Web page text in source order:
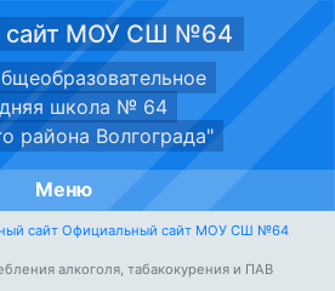
сайт МОУ СШ №64
школа № 64
района Волгограда"
Меню
сайт Официальный сайт МОУ СШ №64
алкоголя, табакокурения и ПАВ